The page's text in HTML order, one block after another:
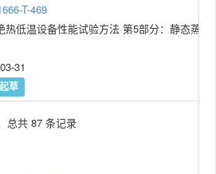
T-469
热低温设备性能试验方法 第5部分：静态蒸发
31
草
总共 87 条记录